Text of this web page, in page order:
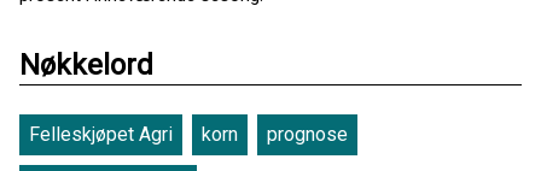
Nøkkelord
Felleskjøpet Agri korn prognose